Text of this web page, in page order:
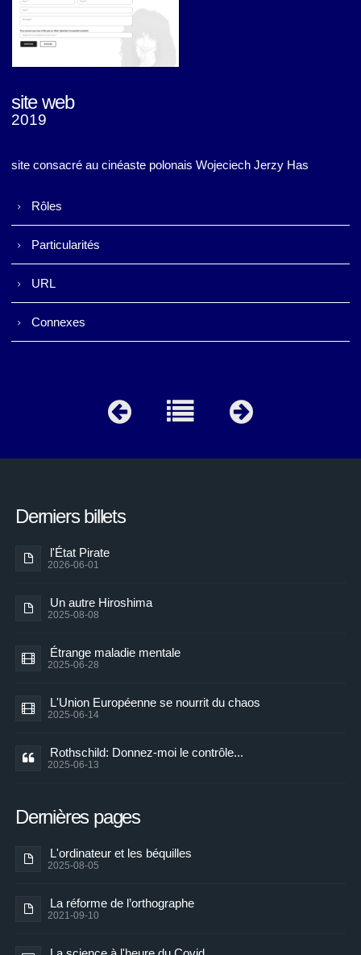
Anne Guérin-Castell (v2)
site web
2019
site consacré au cinéaste polonais Wojeciech Jerzy Has
Rôles
Particularités
URL
Connexes
Derniers billets
l'État Pirate
2026-06-01
Un autre Hiroshima
2025-08-08
Étrange maladie mentale
2025-06-28
L'Union Européenne se nourrit du chaos
2025-06-14
Rothschild: Donnez-moi le contrôle...
2025-06-13
Dernières pages
L'ordinateur et les béquilles
2025-08-05
La réforme de l’orthographe
2021-09-10